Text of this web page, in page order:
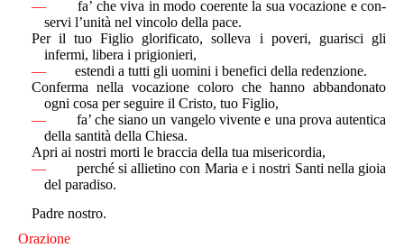
—fa’ che viva in modo coerente la sua vocazione e con­
servi l’unità nel vincolo della pace.
Per il tuo Figlio glorificato, solleva i poveri, guarisci gli
infermi, libera i prigionieri,
— estendi a tutti gli uomini i benefici della redenzione.
Conferma nella vocazione coloro che hanno abbandonato
ogni cosa per seguire il Cristo, tuo Figlio,
— fa’ che siano un vangelo vivente e una prova autentica
della santità della Chiesa.
Apri ai nostri morti le braccia della tua misericordia,
— perché si allietino con Maria e i nostri Santi nella gioia
del paradiso.
Padre nostro.
Orazione